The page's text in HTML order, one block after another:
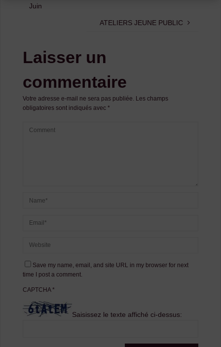
Juin
ATELIERS JEUNE PUBLIC
Laisser un
commentaire
Votre adresse e-mail ne sera pas publiée. Les champs
obligatoires sont indiqués avec *
Save my name, email, and site URL in my browser for next
time I post a comment.
CAPTCHA*
Saisissez le texte affiché ci-dessus: